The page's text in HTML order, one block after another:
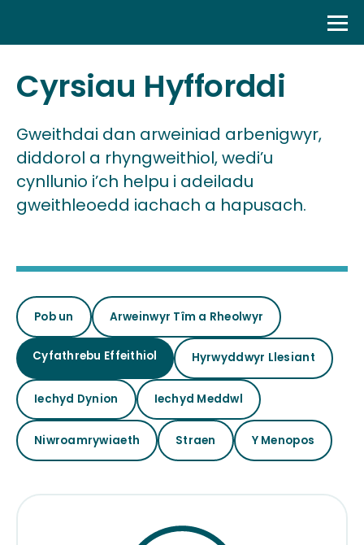
Cyrsiau Hyfforddi
Gweithdai dan arweiniad arbenigwyr,
diddorol a rhyngweithiol, wedi’u
cynllunio i’ch helpu i adeiladu
gweithleoedd iachach a hapusach.
Pob un Arweinwyr Tîm a Rheolwyr
Cyfathrebu Effeithiol Hyrwyddwyr Llesiant
Iechyd Dynion Iechyd Meddwl
Niwroamrywiaeth Straen Y Menopos